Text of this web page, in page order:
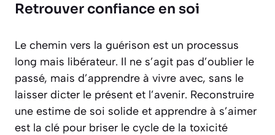
Retrouver confiance en soi
Le chemin vers la guérison est un processus
long mais libérateur. Il ne s’agit pas d’oublier le
passé, mais d’apprendre à vivre avec, sans le
laisser dicter le présent et l’avenir. Reconstruire
une estime de soi solide et apprendre à s’aimer
est la clé pour briser le cycle de la toxicité